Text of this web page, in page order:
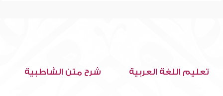
تعليم اللغة العربية شرح متن الشاطبية